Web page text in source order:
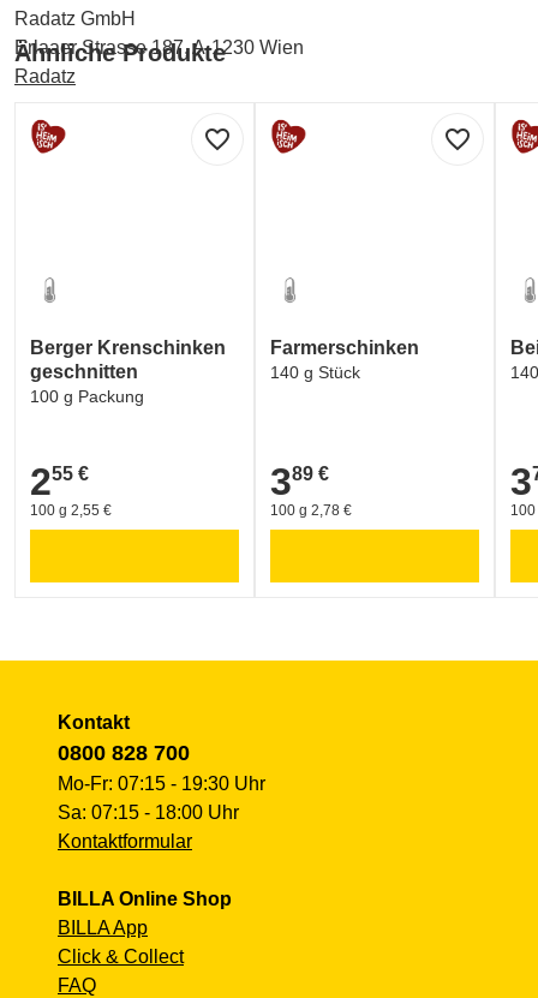
Radatz GmbH
Erlaaer Strasse 187, A-1230 Wien
Radatz
Labelinformationen
Identitätskennzeichen und Genusstauglichkeitskennzeichen
Ähnliche Produkte
favorite_border
Berger Krenschinken
geschnitten
100 g Packung
2,55 €
255 €
100 g 2,55 €
favorite_border
Farmerschinken
140 g Stück
3,89 €
389 €
100 g 2,78 €
3
Kontakt
0800 828 700
Mo-Fr: 07:15 - 19:30 Uhr
Sa: 07:15 - 18:00 Uhr
Kontaktformular
BILLA Online Shop
BILLA App
Click & Collect
FAQ